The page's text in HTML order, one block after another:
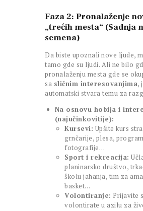
Faza 2: Pronalaženje
„trećih mesta“ (Sadnja
semena)
Da biste upoznali nove ljude,
tamo gde su ljudi. Ali ne bilo
pronalaženju mesta gde se
sa sličnim interesovanjima,
automatski stvara temu za
Na osnovu hobija i
(najučinkovitije):
Kursevi: Upšite kurs
grnčarije, plesa,
fotografije…
Sport i rekreacija:
planinarsko društvo,
školu jahanja, tim za
basket…
Volontiranje: Prijavite
volontirate u azilu za